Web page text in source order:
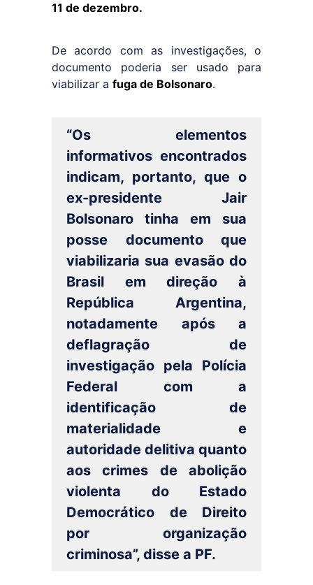
11 de dezembro.
De acordo com as investigações, o
documento poderia ser usado para
viabilizar a fuga de Bolsonaro.
“Os elementos
informativos encontrados
indicam, portanto, que o
ex-presidente Jair
Bolsonaro tinha em sua
posse documento que
viabilizaria sua evasão do
Brasil em direção à
República Argentina,
notadamente após a
deflagração de
investigação pela Polícia
Federal com a
identificação de
materialidade e
autoridade delitiva quanto
aos crimes de abolição
violenta do Estado
Democrático de Direito
por organização
criminosa”, disse a PF.